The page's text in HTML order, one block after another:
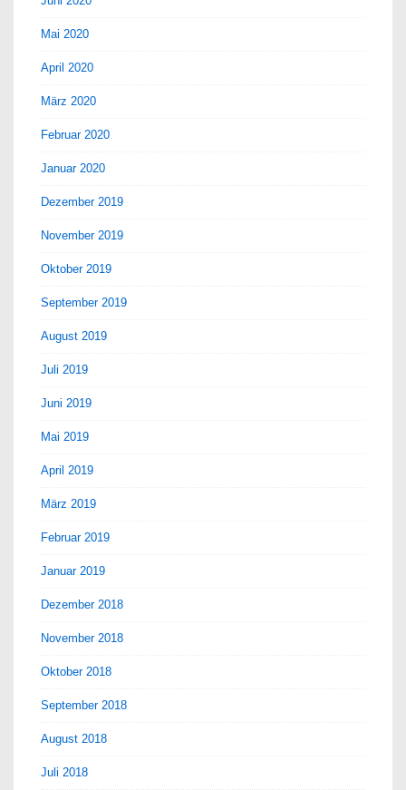
Mai 2020
April 2020
März 2020
Februar 2020
Januar 2020
Dezember 2019
November 2019
Oktober 2019
September 2019
August 2019
Juli 2019
Juni 2019
Mai 2019
April 2019
März 2019
Februar 2019
Januar 2019
Dezember 2018
November 2018
Oktober 2018
September 2018
August 2018
Juli 2018